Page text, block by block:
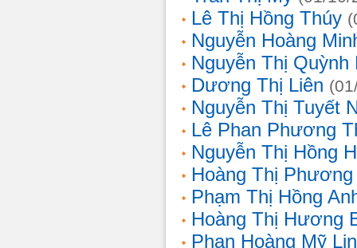
Lê Thị Hồng Thúy
Nguyễn Hoàng
Nguyễn Thị Quỳnh
Dương Thị Liên
Nguyễn Thị Tuyết
Lê Phan Phương
Nguyễn Thị Hồng
Hoàng Thị Phương
Phạm Thị Hồng
Hoàng Thị Hương
Phan Hoàng Mỹ